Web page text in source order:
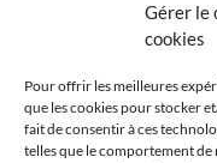
Gérer le
cookies
Pour offrir les meilleures
que les cookies pour stocker
fait de consentir à ces
telles que le comportement de
devis.
demande